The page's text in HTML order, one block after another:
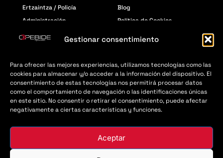
Gestionar consentimiento
Para ofrecer las mejores experiencias, utilizamos tecnologías como las
cookies para almacenar y/o acceder a la información del dispositivo. El
consentimiento de estas tecnologías nos permitirá procesar datos
como el comportamiento de navegación o las identificaciones únicas
en este sitio. No consentir o retirar el consentimiento, puede afectar
negativamente a ciertas características y funciones.
Aceptar
Ertzaintza / Policía
Administración
Educación
Blog
Política de Cookies
© Opebide 2018 - 2026 | Todos los derechos
resevados